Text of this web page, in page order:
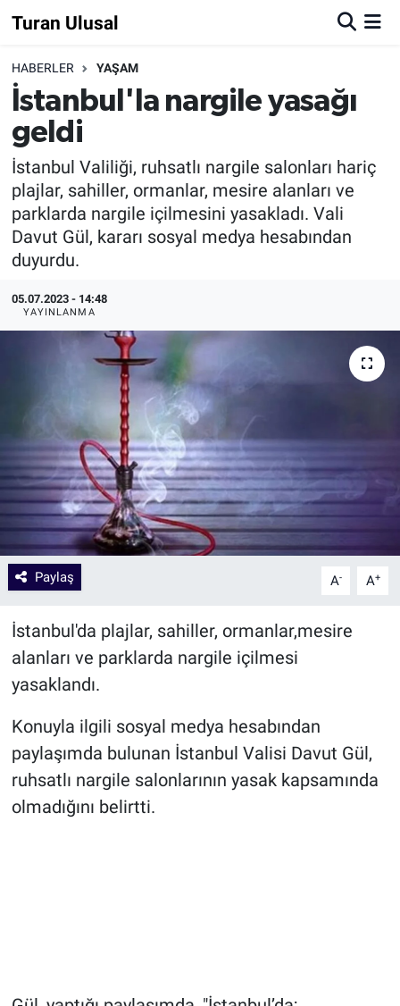
Turan Ulusal
HABERLER YAŞAM
İstanbul'la nargile yasağı
geldi
İstanbul Valiliği, ruhsatlı nargile salonları hariç
plajlar, sahiller, ormanlar, mesire alanları ve
parklarda nargile içilmesini yasakladı. Vali
Davut Gül, kararı sosyal medya hesabından
duyurdu.
05.07.2023 - 14:48
YAYINLANMA
Paylaş A- A+
İstanbul'da plajlar, sahiller, ormanlar,mesire
alanları ve parklarda nargile içilmesi
yasaklandı.
Konuyla ilgili sosyal medya hesabından
paylaşımda bulunan İstanbul Valisi Davut Gül,
ruhsatlı nargile salonlarının yasak kapsamında
olmadığını belirtti.